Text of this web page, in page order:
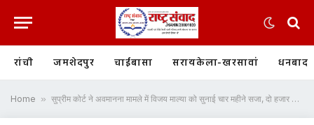
रांची जमशेदपुर चाईबासा सरायकेला-खरसावां धनबाद
Home » सुप्रीम कोर्ट ने अवमानना मामले में विजय माल्या को सुनाई चार महीने सजा, दो हजार जुर्माना भी लगाया